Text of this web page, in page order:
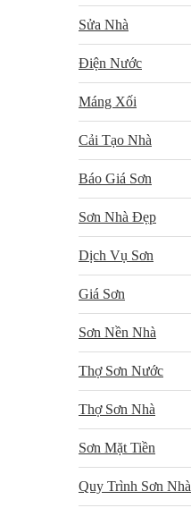
Sửa Nhà
Điện Nước
Máng Xối
Cải Tạo Nhà
Báo Giá Sơn
Sơn Nhà Đẹp
Dịch Vụ Sơn
Giá Sơn
Sơn Nền Nhà
Thợ Sơn Nước
Thợ Sơn Nhà
Sơn Mặt Tiền
Quy Trình Sơn Nhà